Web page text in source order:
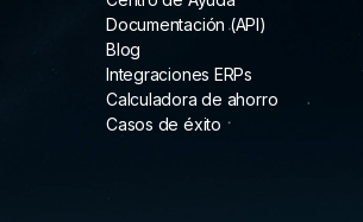
Documentación (API)
Blog
Integraciones ERPs
Calculadora de ahorro
Casos de éxito